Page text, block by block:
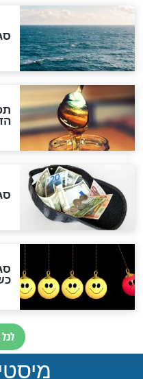
המסמך
במרתפי
הנדיר
"מודה
לכל
אחרית
האם